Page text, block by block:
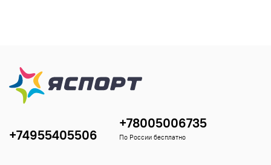
+74955405506
+78005006735
По России бесплатно